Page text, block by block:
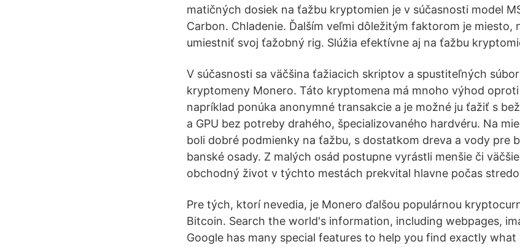
matičných dosiek na ťažbu kryptomien je v súčasnosti model
Carbon. Chladenie. Ďalším veľmi dôležitým faktorom je miesto,
umiestniť svoj ťažobný rig. Slúžia efektívne aj na ťažbu
V súčasnosti sa väčšina ťažiacich skriptov a spustiteľných
kryptomeny Monero. Táto kryptomena má mnoho výhod
napríklad ponúka anonymné transakcie a je možné ju ťažiť s
a GPU bez potreby drahého, špecializovaného hardvéru. Na
boli dobré podmienky na ťažbu, s dostatkom dreva a vody pre
banské osady. Z malých osád postupne vyrástli menšie či
obchodný život v týchto mestách prekvital hlavne počas
Pre tých, ktorí nevedia, je Monero ďalšou populárnou
Bitcoin. Search the world's information, including webpages,
Google has many special features to help you find exactly